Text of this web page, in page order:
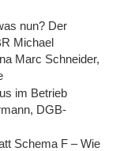
nun? Der
Michael
Marc Schneider,
im Betrieb
DGB-
Schema F – Wie